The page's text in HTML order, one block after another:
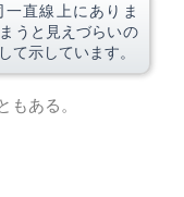
一直線上にありま
うと見えづらいの
て示しています。
ある。